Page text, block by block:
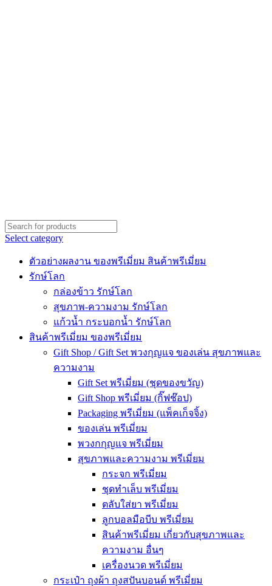
Select category
ตัวอย่างผลงาน ของพรีเมี่ยม สินค้าพรีเมี่ยม
รักษ์โลก
กล่องข้าว รักษ์โลก
สุขภาพ-ความงาม รักษ์โลก
แก้วน้ำ กระบอกน้ำ รักษ์โลก
สินค้าพรีเมี่ยม ของพรีเมี่ยม
Gift Shop / Gift Set พวงกุญแจ ของเล่น สุขภาพและ
ความงาม
Gift Set พรีเมี่ยม (ชุดของขวัญ)
Gift Shop พรีเมี่ยม (กิ๊ฟช๊อป)
Packaging พรีเมี่ยม (แพ็คเก็จจิ้ง)
ของเล่น พรีเมี่ยม
พวงกกุญแจ พรีเมี่ยม
สุขภาพและความงาม พรีเมี่ยม
กระจก พรีเมี่ยม
ชุดทำเล็บ พรีเมี่ยม
ตลับใส่ยา พรีเมี่ยม
ลูกบอลมือบีบ พรีเมี่ยม
สินค้าพรีเมี่ยม เกี่ยวกับสุขภาพและ
ความงาม อื่นๆ
เครื่องนวด พรีเมี่ยม
กระเป๋า ถุงผ้า ถุงสปันบอนด์ พรีเมี่ยม